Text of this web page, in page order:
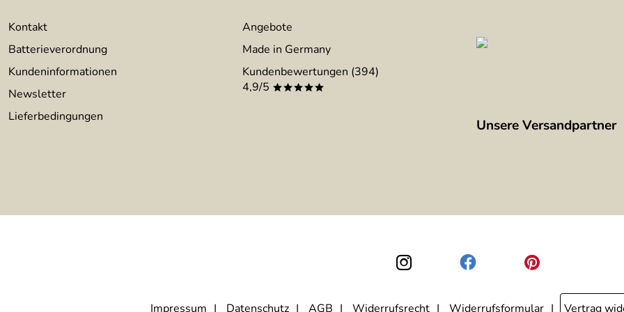
Kontakt
Batterieverordnung
Kundeninformationen
Newsletter
Lieferbedingungen
Angebote
Made in Germany
Kundenbewertungen (394)
4,9/5 *****
Unsere Versandpartner
Impressum Datenschutz AGB Widerrufsrecht Widerrufsformular Vertrag